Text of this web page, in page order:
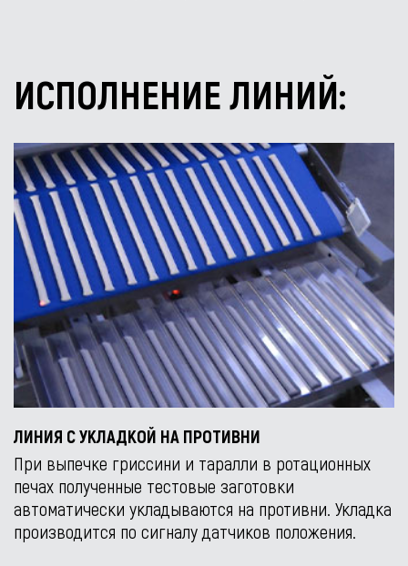
ИСПОЛНЕНИЕ ЛИНИЙ:
ЛИНИЯ С УКЛАДКОЙ НА ПРОТИВНИ
При выпечке гриссини и таралли в ротационных
печах полученные тестовые заготовки
автоматически укладываются на противни. Укладка
производится по сигналу датчиков положения.